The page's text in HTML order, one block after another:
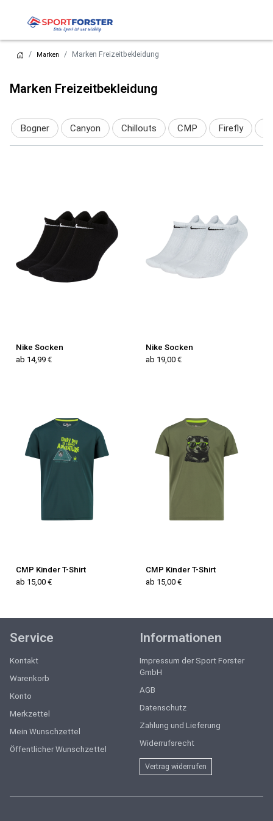
Marken Marken Freizeitbekleidung
Marken Freizeitbekleidung
Bogner Canyon Chillouts CMP Firefly
Nike Socken
ab 14,99 €
Nike Socken
ab 19,00 €
CMP Kinder T-Shirt
ab 15,00 €
CMP Kinder T-Shirt
ab 15,00 €
Service
Kontakt
Warenkorb
Konto
Merkzettel
Mein Wunschzettel
Öffentlicher Wunschzettel
Informationen
Impressum der Sport Forster
GmbH
AGB
Datenschutz
Zahlung und Lieferung
Widerrufsrecht
Vertrag widerrufen